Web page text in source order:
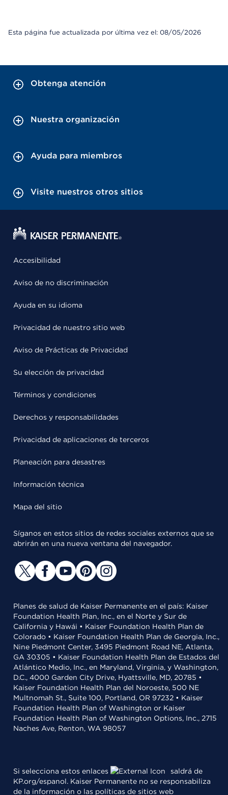
Esta página fue actualizada por última vez el: 08/05/2026
Obtenga atención
Nuestra organización
Ayuda para miembros
Visite nuestros otros sitios
Accesibilidad
Aviso de no discriminación
Ayuda en su idioma
Privacidad de nuestro sitio web
Aviso de Prácticas de Privacidad
Su elección de privacidad
Términos y condiciones
Derechos y responsabilidades
Privacidad de aplicaciones de terceros
Planeación para desastres
Información técnica
Mapa del sitio
Síganos en estos sitios de redes sociales externos que se
abrirán en una nueva ventana del navegador.
Planes de salud de Kaiser Permanente en el país: Kaiser
Foundation Health Plan, Inc., en el Norte y Sur de
California y Hawái • Kaiser Foundation Health Plan de
Colorado • Kaiser Foundation Health Plan de Georgia, Inc.,
Nine Piedmont Center, 3495 Piedmont Road NE, Atlanta,
GA 30305 • Kaiser Foundation Health Plan de Estados del
Atlántico Medio, Inc., en Maryland, Virginia, y Washington,
D.C., 4000 Garden City Drive, Hyattsville, MD, 20785 •
Kaiser Foundation Health Plan del Noroeste, 500 NE
Multnomah St., Suite 100, Portland, OR 97232 • Kaiser
Foundation Health Plan of Washington or Kaiser
Foundation Health Plan of Washington Options, Inc., 2715
Naches Ave, Renton, WA 98057
Si selecciona estos enlaces
saldrá de
KP.org/espanol. Kaiser Permanente no se responsabiliza
de la información o las políticas de sitios web